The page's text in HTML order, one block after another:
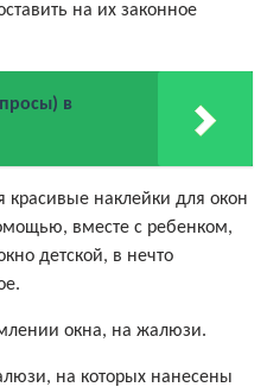
на их законное
в
красивые наклейки для окон
вместе с ребенком,
детской, в нечто
окна, на жалюзи.
на которых нанесены